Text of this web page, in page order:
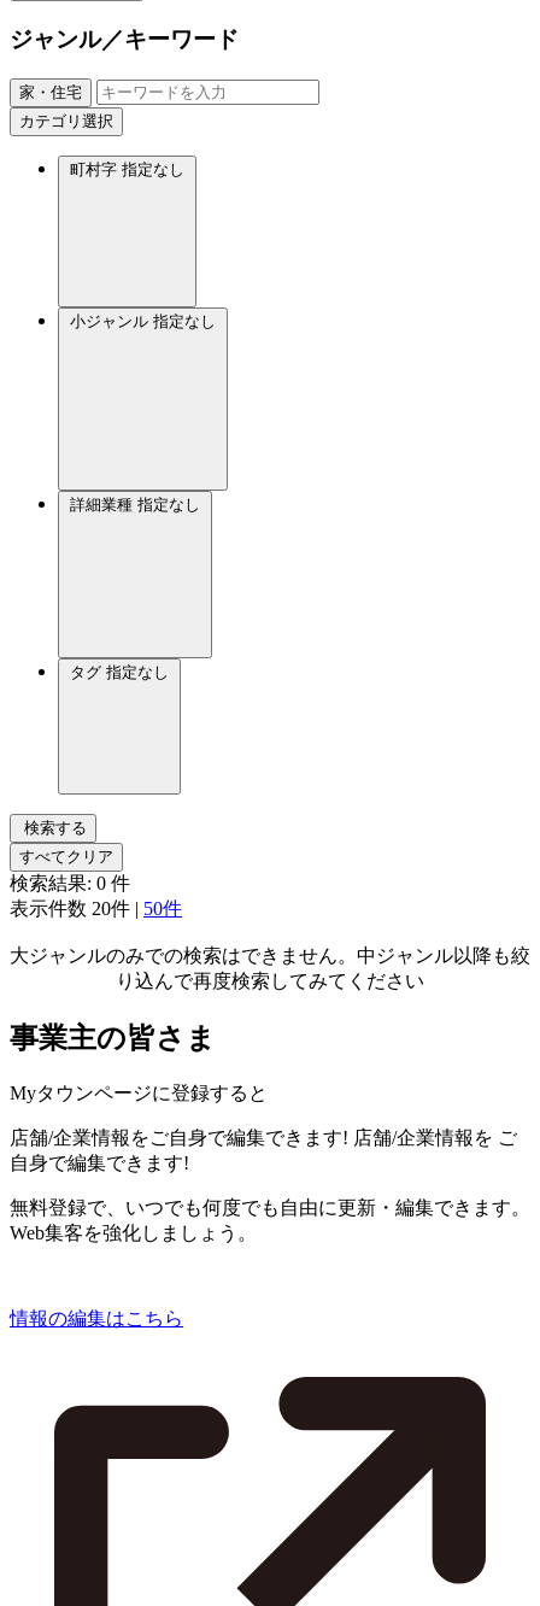
ジャンル／キーワード
家・住宅
カテゴリ選択
町村字 指定なし
小ジャンル 指定なし
詳細業種 指定なし
タグ 指定なし
検索する
すべてクリア
検索結果: 0 件
表示件数 20件 | 50件
大ジャンルのみでの検索はできません。中ジャンル以降も絞
り込んで再度検索してみてください
事業主の皆さま
Myタウンページに登録すると
店舗/企業情報をご自身で編集できます! 店舗/企業情報を ご
自身で編集できます!
無料登録で、いつでも何度でも自由に更新・編集できます。
Web集客を強化しましょう。
情報の編集はこちら